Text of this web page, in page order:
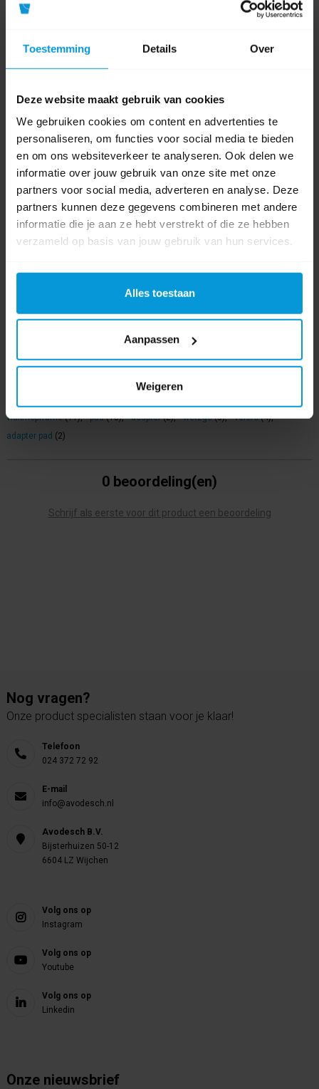
Toestemming Details Over
Deze website maakt gebruik van cookies
We gebruiken cookies om content en advertenties te
personaliseren, om functies voor social media te bieden
en om ons websiteverkeer te analyseren. Ook delen we
informatie over jouw gebruik van onze site met onze
partners voor social media, adverteren en analyse. Deze
partners kunnen deze gegevens combineren met andere
informatie die je aan ze hebt verstrekt of die ze hebben
verzameld op basis van jouw gebruik van hun services.
Alles toestaan
Aanpassen
Weigeren
Gemakkelijk vervangbaar
Product specificaties
Artikelnummer ADAPT42383
GTIN barcode 4004188002593
Soort
Adapterpad
Lengte 40 cm
Kleur
560 g/m2
vlakmopframe (11), pad (15), adapter (2), wet2go (5), velcro (4),
adapter pad (2)
0 beoordeling(en)
Schrijf als eerste voor dit product een beoordeling
Nog vragen?
Onze product specialisten staan voor je klaar!
Telefoon
024 372 72 92
E-mail
info@avodesch.nl
Avodesch B.V.
Bijsterhuizen 50-12
6604 LZ Wijchen
Volg ons op
Instagram
Volg ons op
Youtube
Volg ons op
Linkedin
Onze nieuwsbrief